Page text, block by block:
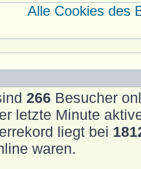
Alle Cookies des
266 Besucher
letzte Minute
liegt bei
waren.